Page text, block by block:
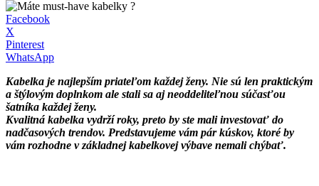
Facebook
X
Pinterest
WhatsApp
Kabelka je najlepším priateľom každej ženy. Nie sú len praktickým
a štýlovým doplnkom ale stali sa aj neoddeliteľnou súčasťou
šatníka každej ženy.
Kvalitná kabelka vydrží roky, preto by ste mali investovať do
nadčasových trendov. Predstavujeme vám pár kúskov, ktoré by
vám rozhodne v základnej kabelkovej výbave nemali chýbať.